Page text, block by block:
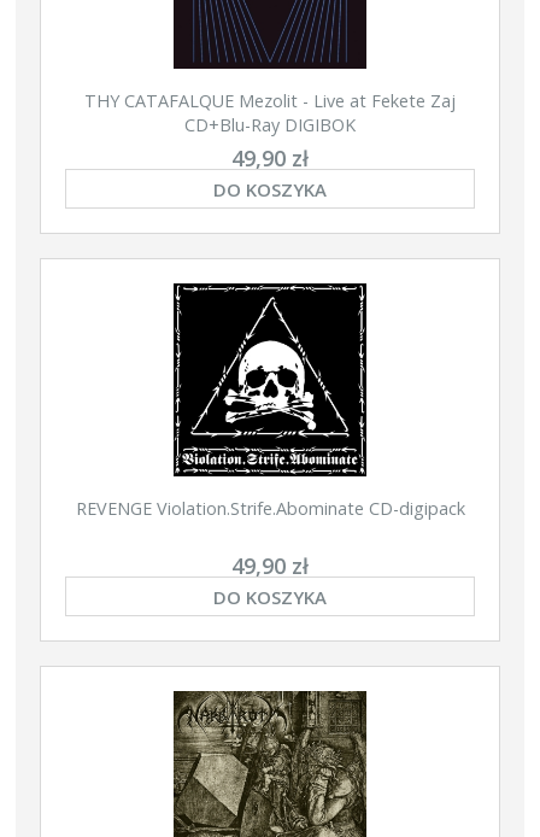
THY CATAFALQUE Mezolit - Live at Fekete Zaj
CD+Blu-Ray DIGIBOK
49,90 zł
DO KOSZYKA
REVENGE Violation.Strife.Abominate CD-digipack
49,90 zł
DO KOSZYKA